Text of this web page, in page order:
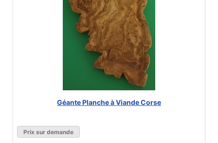
Géante Planche à Viande Corse
Prix sur demande